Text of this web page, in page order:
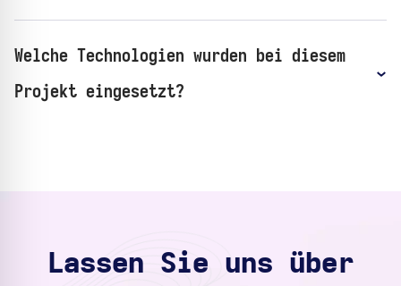
Welche Technologien wurden bei diesem
Projekt eingesetzt?
Lassen Sie uns über